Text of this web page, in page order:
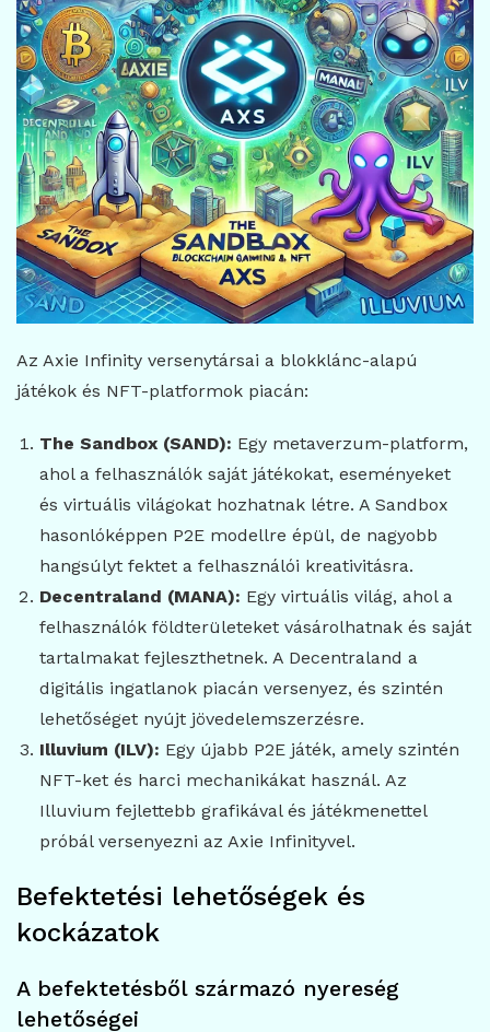
Az Axie Infinity versenytársai a blokklánc-alapú
játékok és NFT-platformok piacán:
The Sandbox (SAND): Egy metaverzum-platform,
ahol a felhasználók saját játékokat, eseményeket
és virtuális világokat hozhatnak létre. A Sandbox
hasonlóképpen P2E modellre épül, de nagyobb
hangsúlyt fektet a felhasználói kreativitásra.
Decentraland (MANA): Egy virtuális világ, ahol a
felhasználók földterületeket vásárolhatnak és saját
tartalmakat fejleszthetnek. A Decentraland a
digitális ingatlanok piacán versenyez, és szintén
lehetőséget nyújt jövedelemszerzésre.
Illuvium (ILV): Egy újabb P2E játék, amely szintén
NFT-ket és harci mechanikákat használ. Az
Illuvium fejlettebb grafikával és játékmenettel
próbál versenyezni az Axie Infinityvel.
Befektetési lehetőségek és
kockázatok
A befektetésből származó nyereség
lehetőségei